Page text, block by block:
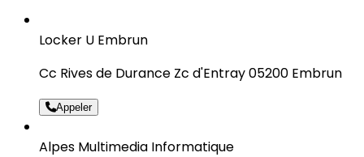
Locker U Embrun
Cc Rives de Durance Zc d'Entray 05200 Embrun
Appeler
Alpes Multimedia Informatique